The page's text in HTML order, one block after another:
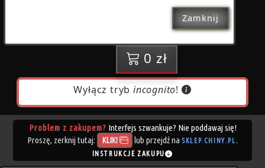
Zamknij
0 zł
Wyłącz tryb incognito!
Problem z zakupem? Interfejs szwankuje? Nie poddawaj się!
Proszę, zerknij tutaj:
KLIK! lub przejdź na SKLEP.CHINY.PL .
INSTRUKCJE ZAKUPU